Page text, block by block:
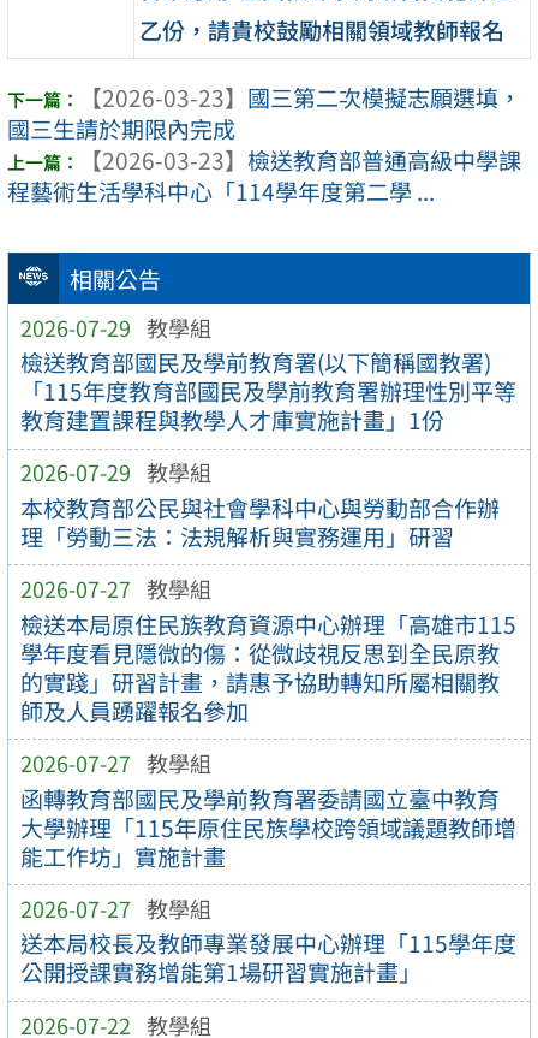
相關公告
2026-07-29 教學組
檢送教育部國民及學前教育署(以下簡稱國教署)
「115年度教育部國民及學前教育署辦理性別平等
教育建置課程與教學人才庫實施計畫」1份
2026-07-29 教學組
本校教育部公民與社會學科中心與勞動部合作辦
理「勞動三法：法規解析與實務運用」研習
2026-07-27 教學組
檢送本局原住民族教育資源中心辦理「高雄市115
學年度看見隱微的傷：從微歧視反思到全民原教
的實踐」研習計畫，請惠予協助轉知所屬相關教
師及人員踴躍報名參加
2026-07-27 教學組
函轉教育部國民及學前教育署委請國立臺中教育
大學辦理「115年原住民族學校跨領域議題教師增
能工作坊」實施計畫
2026-07-27 教學組
送本局校長及教師專業發展中心辦理「115學年度
公開授課實務增能第1場研習實施計畫」
2026-07-22 教學組
乙份，請貴校鼓勵相關領域教師報名
【2026-03-23】 國三第二次模擬志願選填，
國三生請於期限內完成
【2026-03-23】 檢送教育部普通高級中學課
程藝術生活學科中心「114學年度第二學 ...